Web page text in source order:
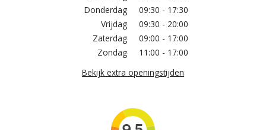
Donderdag
09:30 - 17:30
Vrijdag
09:30 - 20:00
Zaterdag
09:00 - 17:00
Zondag
11:00 - 17:00
Bekijk extra openingstijden